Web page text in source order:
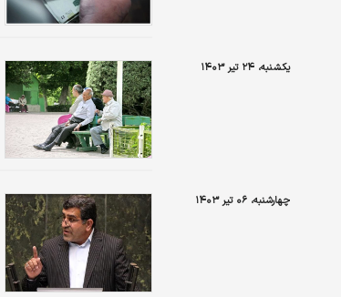
یکشنبه، ۲۴ تیر ۱۴۰۳
چهارشنبه، ۰۶ تیر ۱۴۰۳